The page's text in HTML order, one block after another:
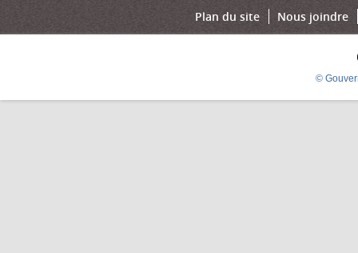
Plan du site Nous joindre
©